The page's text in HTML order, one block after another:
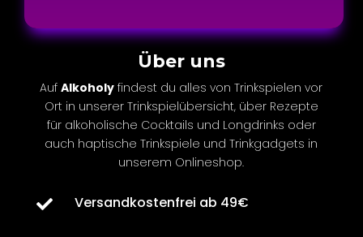
Über uns
AufAlkoholy findest du alles von Trinkspielen vor
Ort in unserer Trinkspielübersicht, über Rezepte
für alkoholische Cocktails und Longdrinks oder
auch haptische Trinkspiele und Trinkgadgets in
unserem Onlineshop.
 Versandkostenfrei ab 49€